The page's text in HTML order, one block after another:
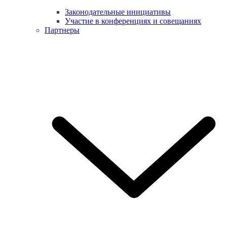
Законодательные инициативы
Участие в конференциях и совещаниях
Партнеры